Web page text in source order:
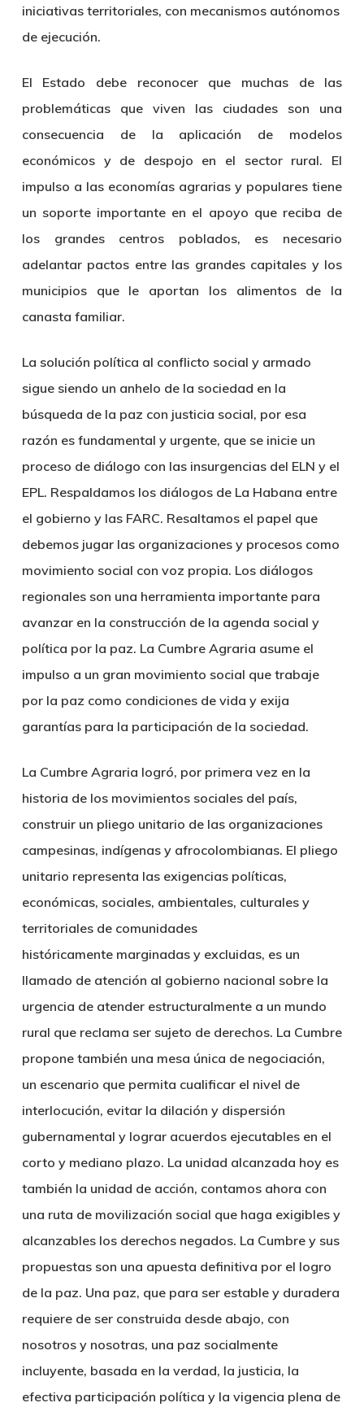
iniciativas territoriales, con mecanismos autónomos
de ejecución.
El Estado debe reconocer que muchas de las
problemáticas que viven las ciudades son una
consecuencia de la aplicación de modelos
económicos y de despojo en el sector rural. El
impulso a las economías agrarias y populares tiene
un soporte importante en el apoyo que reciba de
los grandes centros poblados, es necesario
adelantar pactos entre las grandes capitales y los
municipios que le aportan los alimentos de la
canasta familiar.
La solución política al conflicto social y armado
sigue siendo un anhelo de la sociedad en la
búsqueda de la paz con justicia social, por esa
razón es fundamental y urgente, que se inicie un
proceso de diálogo con las insurgencias del ELN y el
EPL. Respaldamos los diálogos de La Habana entre
el gobierno y las FARC. Resaltamos el papel que
debemos jugar las organizaciones y procesos como
movimiento social con voz propia. Los diálogos
regionales son una herramienta importante para
avanzar en la construcción de la agenda social y
política por la paz. La Cumbre Agraria asume el
impulso a un gran movimiento social que trabaje
por la paz como condiciones de vida y exija
garantías para la participación de la sociedad.
La Cumbre Agraria logró, por primera vez en la
historia de los movimientos sociales del país,
construir un pliego unitario de las organizaciones
campesinas, indígenas y afrocolombianas. El pliego
unitario representa las exigencias políticas,
económicas, sociales, ambientales, culturales y
territoriales de comunidades
históricamente marginadas y excluidas, es un
llamado de atención al gobierno nacional sobre la
urgencia de atender estructuralmente a un mundo
rural que reclama ser sujeto de derechos. La Cumbre
propone también una mesa única de negociación,
un escenario que permita cualificar el nivel de
interlocución, evitar la dilación y dispersión
gubernamental y lograr acuerdos ejecutables en el
corto y mediano plazo. La unidad alcanzada hoy es
también la unidad de acción, contamos ahora con
una ruta de movilización social que haga exigibles y
alcanzables los derechos negados. La Cumbre y sus
propuestas son una apuesta definitiva por el logro
de la paz. Una paz, que para ser estable y duradera
requiere de ser construida desde abajo, con
nosotros y nosotras, una paz socialmente
incluyente, basada en la verdad, la justicia, la
efectiva participación política y la vigencia plena de